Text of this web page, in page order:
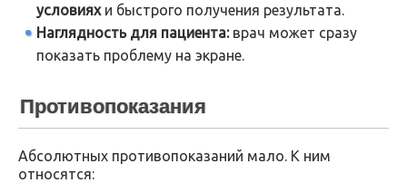
условияхи быстрого получения результата.
Наглядность для пациента:врач может сразу
показать проблему на экране.
Противопоказания
Абсолютных противопоказаний мало. К ним
относятся: